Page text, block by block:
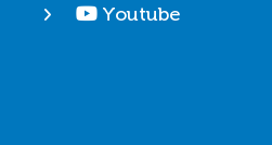
Youtube